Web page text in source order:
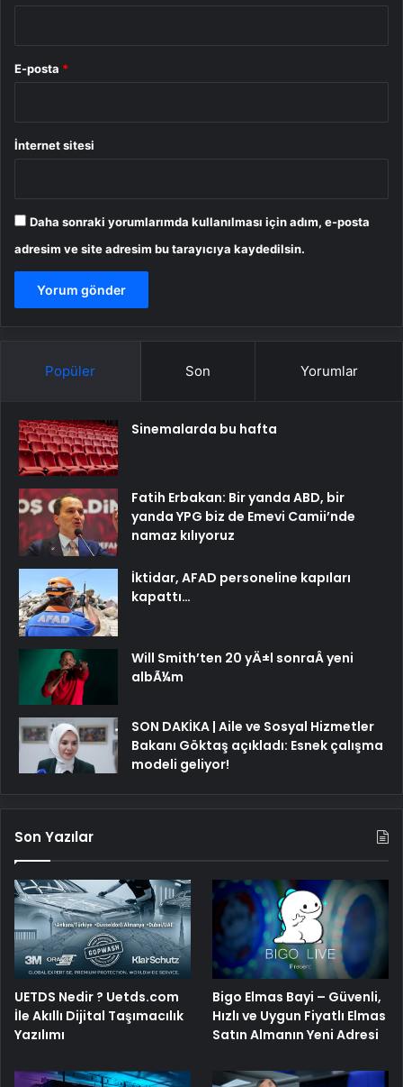
E-posta *
İnternet sitesi
Daha sonraki yorumlarımda kullanılması için adım, e-posta
adresim ve site adresim bu tarayıcıya kaydedilsin.
Popüler Son Yorumlar
Sinemalarda bu hafta
Fatih Erbakan: Bir yanda ABD, bir
yanda YPG biz de Emevi Camii’nde
namaz kılıyoruz
İktidar, AFAD personeline kapıları
kapattı…
Will Smith’ten 20 yÄ±l sonraÂ yeni
albÃ¼m
SON DAKİKA | Aile ve Sosyal Hizmetler
Bakanı Göktaş açıkladı: Esnek çalışma
modeli geliyor!
Son Yazılar
UETDS Nedir ? Uetds.com
İle Akıllı Dijital Taşımacılık
Yazılımı
Bigo Elmas Bayi – Güvenli,
Hızlı ve Uygun Fiyatlı Elmas
Satın Almanın Yeni Adresi